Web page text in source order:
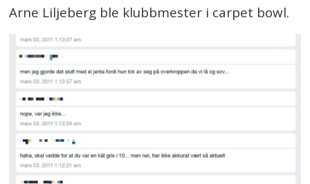
Arne Liljeberg ble klubbmester i carpet bowl.